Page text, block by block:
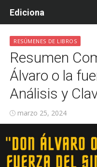
Ediciona
RESÚMENES DE LIBROS
Resumen
Álvaro o la
Análisis y
Posted
on
marzo 25, 2024